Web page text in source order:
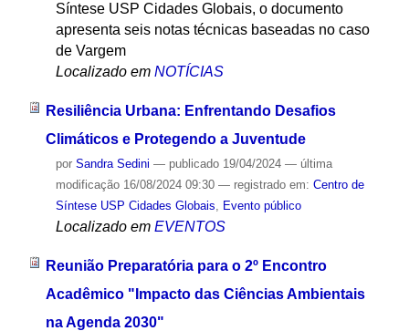
Síntese USP Cidades Globais, o documento
apresenta seis notas técnicas baseadas no caso
de Vargem
Localizado em NOTÍCIAS
Resiliência Urbana: Enfrentando Desafios
Climáticos e Protegendo a Juventude
por Sandra Sedini — publicado19/04/2024 — última
modificação16/08/2024 09:30 — registrado em: Centro de
Síntese USP Cidades Globais
Evento público
Localizado em EVENTOS
Reunião Preparatória para o 2º Encontro
Acadêmico "Impacto das Ciências Ambientais
na Agenda 2030"